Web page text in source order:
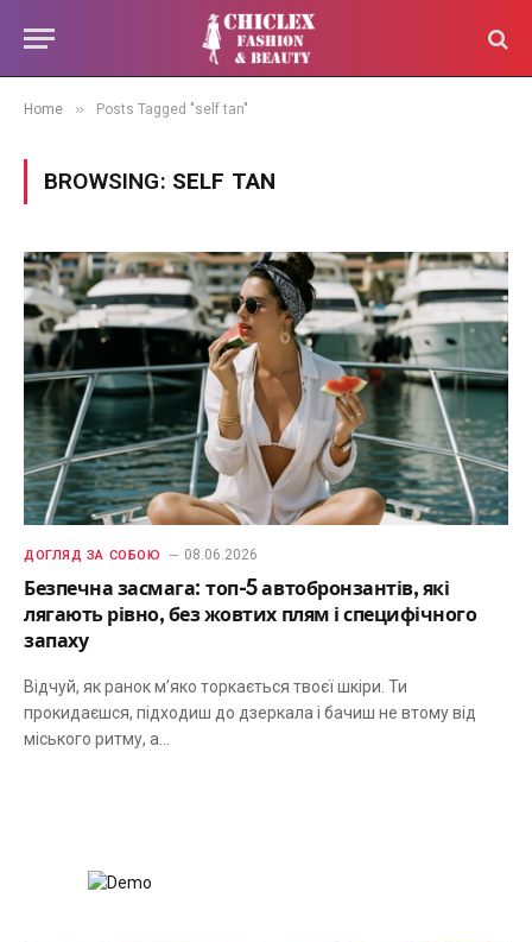
Home » Posts Tagged "self tan"
BROWSING: SELF TAN
ДОГЛЯД ЗА СОБОЮ 08.06.2026
Безпечна засмага: топ-5 автобронзантів, які
лягають рівно, без жовтих плям і специфічного
запаху
Відчуй, як ранок м’яко торкається твоєї шкіри. Ти
прокидаєшся, підходиш до дзеркала і бачиш не втому від
міського ритму, а…